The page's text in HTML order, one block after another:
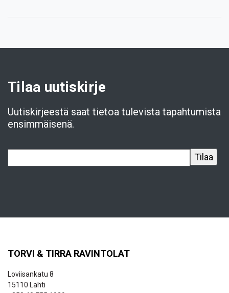
Tilaa uutiskirje
Uutiskirjeestä saat tietoa tulevista tapahtumista
ensimmäisenä.
TORVI & TIRRA RAVINTOLAT
Loviisankatu 8
15110 Lahti